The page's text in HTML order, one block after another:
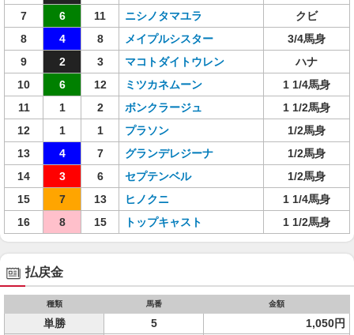
7
6 11 ニシノタマユラ
クビ
8
4 8 メイプルシスター
3/4馬身
9
2 3 マコトダイトウレン
ハナ
10
6 12 ミツカネムーン
1 1/4馬身
11
1 2 ボンクラージュ
1 1/2馬身
12
1 1 プラソン
1/2馬身
13
4 7 グランデレジーナ
1/2馬身
14
3 6 セプテンベル
1/2馬身
15
7 13 ヒノクニ
1 1/4馬身
16
8 15 トップキャスト 1 1/2馬身
払戻金
種類 馬番 金額
単勝 5 1,050円